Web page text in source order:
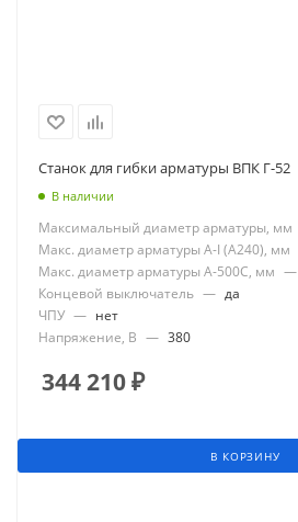
Станок для гибки арматуры ВПК Г-52
В наличии
Максимальный диаметр арматуры, мм
Макс. диаметр арматуры А-I (А240), мм
Макс. диаметр арматуры А-500С, мм —
Концевой выключатель — да
ЧПУ — нет
Напряжение, В — 380
344 210₽
В КОРЗИНУ